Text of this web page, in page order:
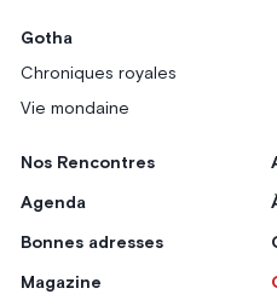
Gotha
Chroniques royales
Vie mondaine
Nos Rencontres
Agenda
Bonnes adresses
Magazine